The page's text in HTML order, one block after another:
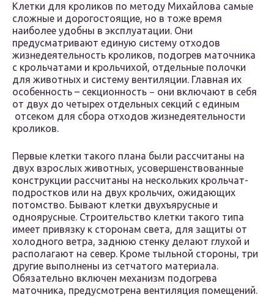
Клетки для кроликов по методу Михайлова самые
сложные и дорогостоящие, но в тоже время
наиболее удобны в эксплуатации. Они
предусматривают единую систему отходов
жизнедеятельность кроликов, подогрев маточника
с крольчатами и крольчихой, отдельные полочки
для животных и систему вентиляции. Главная их
особенность – секционность − они включают в себя
от двух до четырех отдельных секций с единым
отсеком для сбора отходов жизнедеятельности
кроликов.
Первые клетки такого плана были рассчитаны на
двух взрослых животных, усовершенствованные
конструкции рассчитаны на нескольких крольчат-
подростков или на двух крольчих, ожидающих
потомство. Бывают клетки двухъярусные и
одноярусные. Строительство клетки такого типа
имеет привязку к сторонам света, для защиты от
холодного ветра, заднюю стенку делают глухой и
располагают на север. Кроме тыльной стороны, три
другие выполнены из сетчатого материала.
Обязательно включен механизм подогрева
маточника, предусмотрена вентиляция помещений.